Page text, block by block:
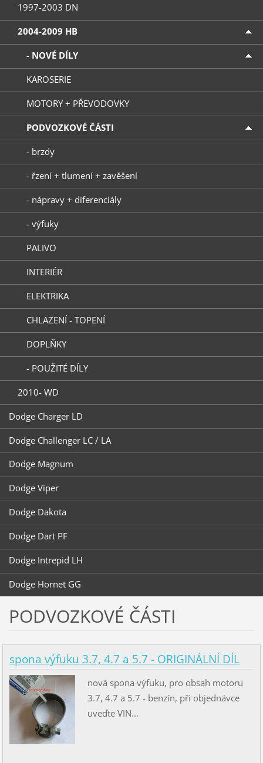
1997-2003 DN
2004-2009 HB
- NOVÉ DÍLY
KAROSERIE
MOTORY + PŘEVODOVKY
PODVOZKOVÉ ČÁSTI
- brzdy
- řzení + tlumení + zavěšení
- nápravy + diferenciály
- výfuky
PALIVO
INTERIÉR
ELEKTRIKA
CHLAZENÍ - TOPENÍ
DOPLŇKY
- POUŽITÉ DÍLY
2010- WD
Dodge Charger LD
Dodge Challenger LC / LA
Dodge Magnum
Dodge Viper
Dodge Dakota
Dodge Dart PF
Dodge Intrepid LH
Dodge Hornet GG
PODVOZKOVÉ ČÁSTI
spona výfuku 3.7, 4.7 a 5.7 - ORIGINÁLNÍ DÍL
nová spona výfuku, pro obsah motoru
3.7, 4.7 a 5.7 - benzín, při objednávce
uveďte VIN...